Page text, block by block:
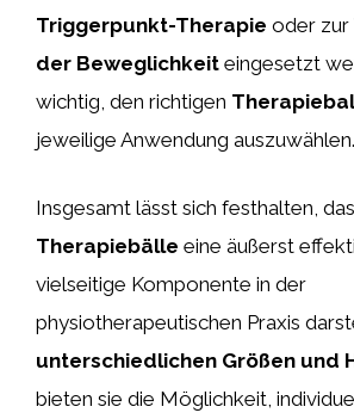
Triggerpunkt-Therapie oder zur
der Beweglichkeit eingesetzt
wichtig, den richtigen
jeweilige Anwendung auszuwählen.
Insgesamt lässt sich festhalten,
Therapiebälle eine äußerst
vielseitige Komponente in der
physiotherapeutischen Praxis
unterschiedlichen Größen und
bieten sie die Möglichkeit,